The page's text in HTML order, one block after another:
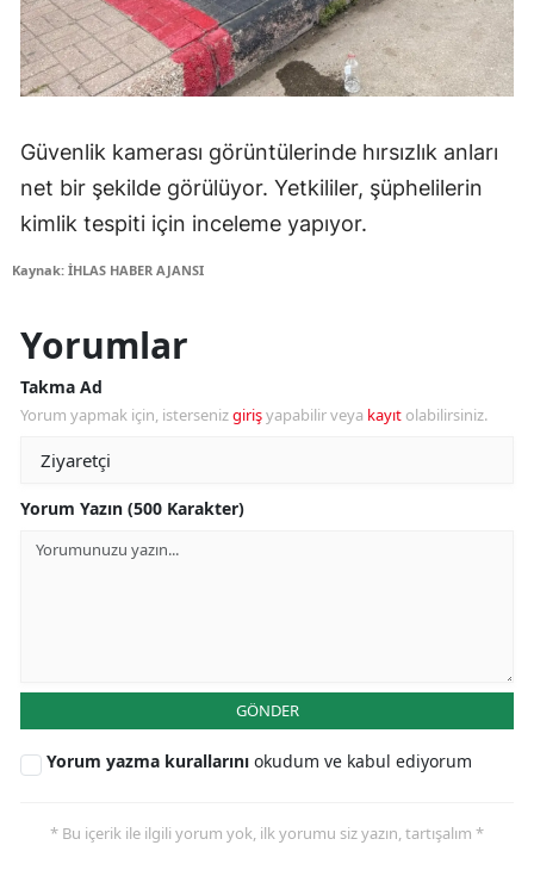
Güvenlik kamerası görüntülerinde hırsızlık anları
net bir şekilde görülüyor. Yetkililer, şüphelilerin
kimlik tespiti için inceleme yapıyor.
Kaynak: İHLAS HABER AJANSI
Yorumlar
Takma Ad
Yorum yapmak için, istersenizgirişyapabilir veya kayıt olabilirsiniz.
Yorum Yazın (500 Karakter)
GÖNDER
Yorum yazma kurallarını okudum ve kabul ediyorum
* Bu içerik ile ilgili yorum yok, ilk yorumu siz yazın, tartışalım *